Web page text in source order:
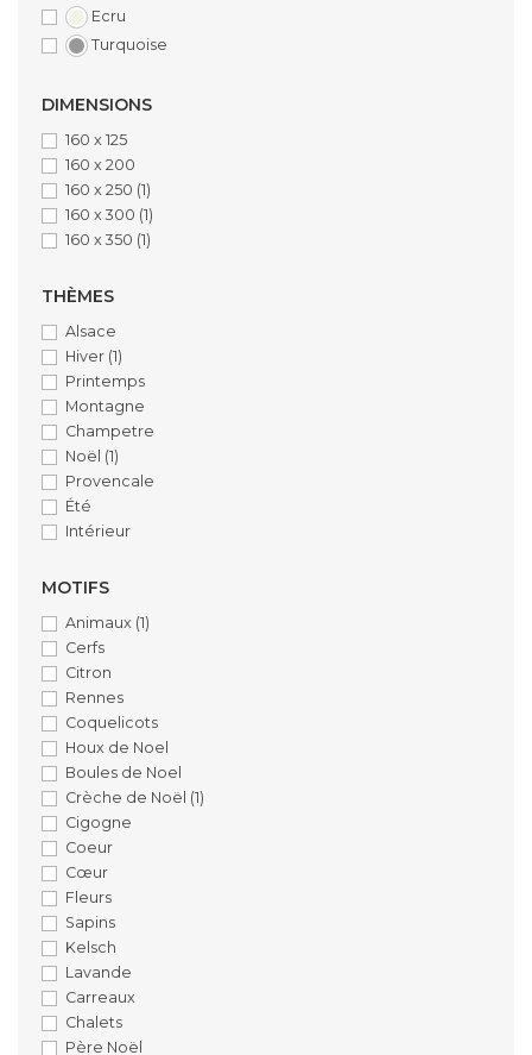
Ecru
Turquoise
DIMENSIONS
160 x 125
160 x 200
160 x 250 (1)
160 x 300 (1)
160 x 350 (1)
THÈMES
Alsace
Hiver (1)
Printemps
Montagne
Champetre
Noël (1)
Provencale
Été
Intérieur
MOTIFS
Animaux (1)
Cerfs
Citron
Rennes
Coquelicots
Houx de Noel
Boules de Noel
Crèche de Noël (1)
Cigogne
Coeur
Cœur
Fleurs
Sapins
Kelsch
Lavande
Carreaux
Chalets
Père Noël